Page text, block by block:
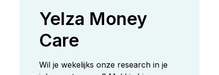
Yelza Money
Care
Wil je wekelijks onze research in je